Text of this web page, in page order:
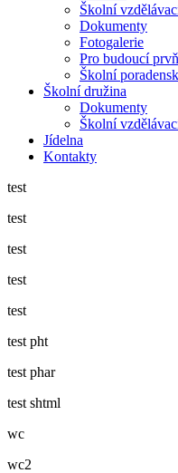
Školní
Dokumenty
Fotogalerie
Pro budoucí
Školní
Školní družina
Dokumenty
Školní
Jídelna
Kontakty
test
test
test
test
test
test pht
test phar
test shtml
wc
wc2